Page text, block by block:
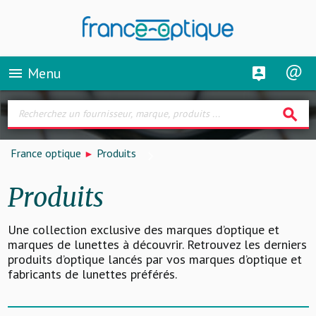
menu Menu
search
France optique Produits
Produits
Une collection exclusive des marques d’optique et
marques de lunettes à découvrir. Retrouvez les derniers
produits d’optique lancés par vos marques d’optique et
fabricants de lunettes préférés.